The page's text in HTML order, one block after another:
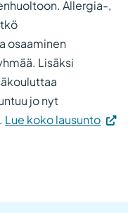
Allergia-,
osaaminen
Lisäksi
jo nyt
Lue koko lausunto